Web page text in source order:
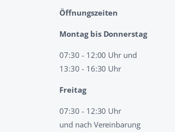
Öffnungszeiten
Montag bis Donnerstag
07:30 - 12:00 Uhr und
13:30 - 16:30 Uhr
Freitag
07:30 - 12:30 Uhr
und nach Vereinbarung